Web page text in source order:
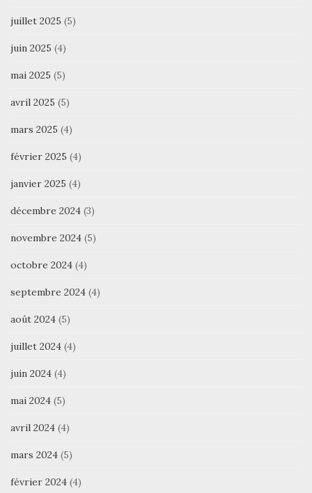
juillet 2025 (5)
juin 2025 (4)
mai 2025 (5)
avril 2025 (5)
mars 2025 (4)
février 2025 (4)
janvier 2025 (4)
décembre 2024 (3)
novembre 2024 (5)
octobre 2024 (4)
septembre 2024 (4)
août 2024 (5)
juillet 2024 (4)
juin 2024 (4)
mai 2024 (5)
avril 2024 (4)
mars 2024 (5)
février 2024 (4)